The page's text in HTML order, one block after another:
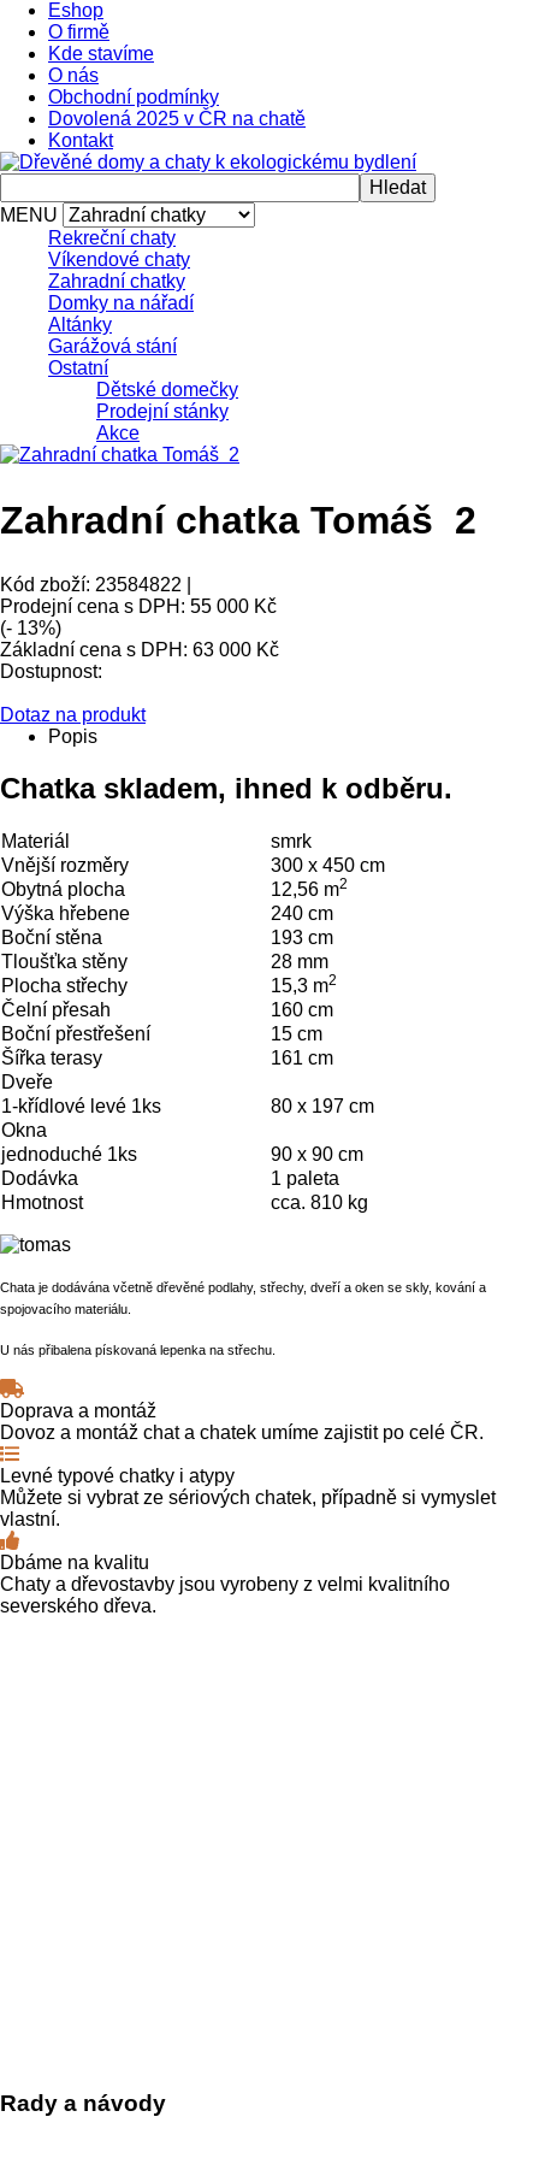
Eshop
O firmě
Kde stavíme
O nás
Obchodní podmínky
Dovolená 2025 v ČR na chatě
Kontakt
MENU
Rekreční chaty
Víkendové chaty
Zahradní chatky
Domky na nářadí
Altánky
Garážová stání
Ostatní
Dětské domečky
Prodejní stánky
Akce
Zahradní chatka Tomáš 2
Kód zboží: 23584822 |
Prodejní cena s DPH: 55 000 Kč
(- 13%)
Základní cena s DPH: 63 000 Kč
Dostupnost:
Dotaz na produkt
Popis
Chatka skladem, ihned k odběru.
Materiál
smrk
Vnější rozměry
300 x 450 cm
Obytná plocha
12,56 m2
Výška hřebene
240 cm
Boční stěna
193 cm
Tloušťka stěny
28 mm
Plocha střechy
15,3 m2
Čelní přesah
160 cm
Boční přestřešení
15 cm
Šířka terasy
161 cm
Dveře
1-křídlové levé 1ks
80 x 197 cm
Okna
jednoduché 1ks
90 x 90 cm
Dodávka
1 paleta
Hmotnost
cca. 810 kg
Chata je dodávána včetně dřevěné podlahy, střechy, dveří a oken se skly, kování a
spojovacího materiálu.
U nás přibalena pískovaná lepenka na střechu.
Doprava a montáž
Dovoz a montáž chat a chatek umíme zajistit po celé ČR.
Levné typové chatky i atypy
Můžete si vybrat ze sériových chatek, případně si vymyslet
vlastní.
Dbáme na kvalitu
Chaty a dřevostavby jsou vyrobeny z velmi kvalitního
severského dřeva.
Rady a návody